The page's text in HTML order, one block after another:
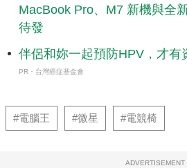
MacBook Pro、M7 新機與全
待發
伴侶和妳一起預防HPV，才有
PR・台灣癌症基金會
#電腦王 #微星 #電競椅
ADVERTISEMENT